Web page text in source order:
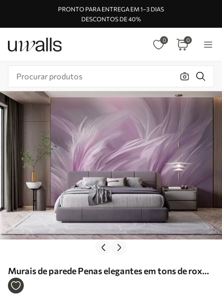
PRONTO PARA ENTREGA EM 1–3 DIAS
DESCONTOS DE 40%
0 0
Murais de parede Penas elegantes em tons de roxo
Nr. w05658v2